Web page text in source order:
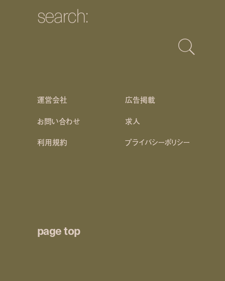
search:
運営会社
広告掲載
お問い合わせ
求人
利用規約 プライバシーポリシー
page top